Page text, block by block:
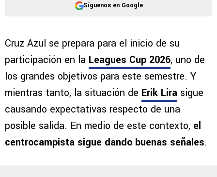
Síguenos en Google
Cruz Azul se prepara para el inicio de su
participación en la Leagues Cup 2026, uno de
los grandes objetivos para este semestre. Y
mientras tanto, la situación de Erik Lira sigue
causando expectativas respecto de una
posible salida. En medio de este contexto, el
centrocampista sigue dando buenas señales.